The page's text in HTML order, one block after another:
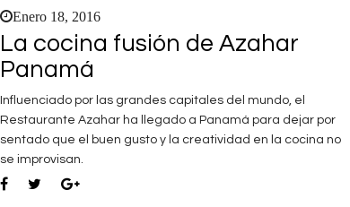
Enero 18, 2016
La cocina fusión de Azahar
Panamá
Influenciado por las grandes capitales del mundo, el
Restaurante Azahar ha llegado a Panamá para dejar por
sentado que el buen gusto y la creatividad en la cocina no
se improvisan.